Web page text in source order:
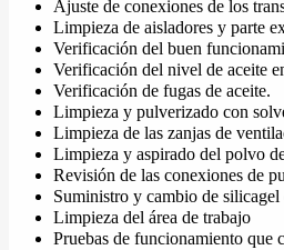
Ajuste de conexiones de los
Limpieza de aisladores y parte
Verificación del buen
Verificación del nivel de aceite
Verificación de fugas de aceite.
Limpieza y pulverizado con
Limpieza de las zanjas de
Limpieza y aspirado del polvo
Revisión de las conexiones de
Suministro y cambio de
Limpieza del área de trabajo
Pruebas de funcionamiento que